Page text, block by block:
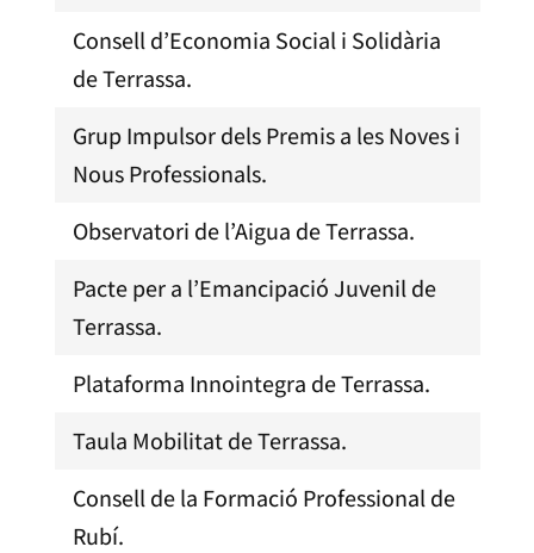
Consell d’Economia Social i Solidària
de Terrassa.
Grup Impulsor dels Premis a les Noves i
Nous Professionals.
Observatori de l’Aigua de Terrassa.
Pacte per a l’Emancipació Juvenil de
Terrassa.
Plataforma Innointegra de Terrassa.
Taula Mobilitat de Terrassa.
Consell de la Formació Professional de
Rubí.